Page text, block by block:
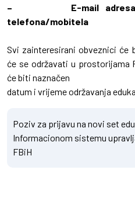
– E-mail adresa
telefona/mobitela
Svi zainteresirani obveznici će
će se održavati u prostorijama
će biti naznačen
datum i vrijeme održavanja
Poziv za prijavu na novi set
Informacionom sistemu
FBiH